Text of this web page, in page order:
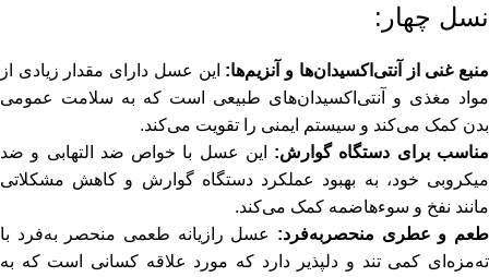
نسل چهار:
منبع غنی از آنتی‌اکسیدان‌ها و آنزیم‌ها: این عسل دارای مقدار زیادی از
مواد مغذی و آنتی‌اکسیدان‌های طبیعی است که به سلامت عمومی
بدن کمک می‌کند و سیستم ایمنی را تقویت می‌کند.
مناسب برای دستگاه گوارش: این عسل با خواص ضد التهابی و ضد
میکروبی خود، به بهبود عملکرد دستگاه گوارش و کاهش مشکلاتی
مانند نفخ و سوءهاضمه کمک می‌کند.
طعم و عطری منحصربه‌فرد: عسل رازیانه طعمی منحصر به‌فرد با
ته‌مزه‌ای کمی تند و دلپذیر دارد که مورد علاقه کسانی است که به